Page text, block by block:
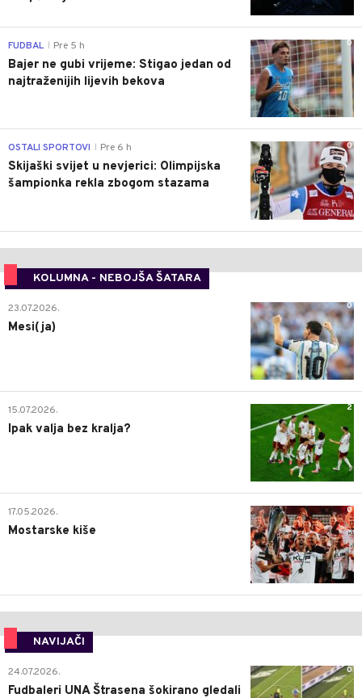
0
FUDBAL Pre 5 h
Bajer ne gubi vrijeme: Stigao jedan od
najtraženijih lijevih bekova
0
OSTALI SPORTOVI Pre 6 h
Skijaški svijet u nevjerici: Olimpijska
šampionka rekla zbogom stazama
KOLUMNA - NEBOJŠA ŠATARA
0
23.07.2026.
Mesi(ja)
2
15.07.2026.
Ipak valja bez kralja?
0
17.05.2026.
Mostarske kiše
NAVIJAČI
0
24.07.2026.
Fudbaleri UNA Štrasena šokirano gledali